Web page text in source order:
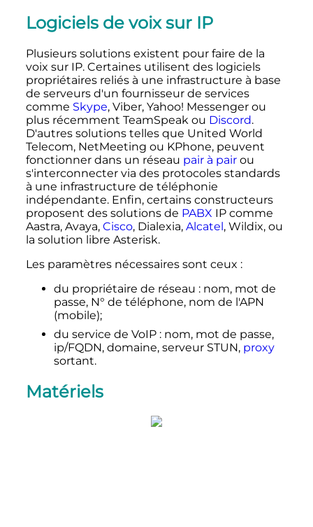
Logiciels de voix sur IP
Plusieurs solutions existent pour faire de la
voix sur IP. Certaines utilisent des logiciels
propriétaires reliés à une infrastructure à base
de serveurs d'un fournisseur de services
comme Skype, Viber, Yahoo! Messenger ou
plus récemment TeamSpeak ou Discord.
D'autres solutions telles que United World
Telecom, NetMeeting ou KPhone, peuvent
fonctionner dans un réseau pair à pairou
s'interconnecter via des protocoles standards
à une infrastructure de téléphonie
indépendante. Enfin, certains constructeurs
proposent des solutions de PABX IP comme
Aastra, Avaya, Cisco, Dialexia, Alcatel, Wildix, ou
la solution libre Asterisk.
Les paramètres nécessaires sont ceux :
du propriétaire de réseau : nom, mot de
passe, N° de téléphone, nom de l'APN
(mobile);
du service de VoIP : nom, mot de passe,
ip/FQDN, domaine, serveur STUN, proxy
sortant.
Matériels